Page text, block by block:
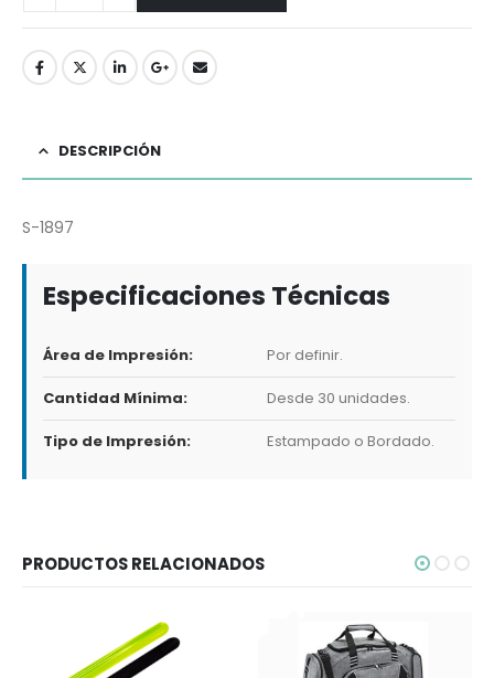
DESCRIPCIÓN
S-1897
Especificaciones Técnicas
Área de Impresión: Por definir.
Cantidad Mínima: Desde 30 unidades.
Tipo de Impresión: Estampado o Bordado.
PRODUCTOS RELACIONADOS